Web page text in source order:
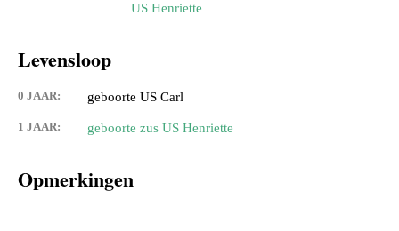
US Henriette
Levensloop
0 JAAR: geboorte US Carl
1 JAAR: geboorte zus US Henriette
Opmerkingen